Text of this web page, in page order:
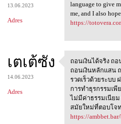
13.06.2023
Adres
language to give
me, and I also
https://
เตเต้ซัง
14.06.2023
Adres
ถอนเงินได้จ
ถอนเงินได้จริง ถอ
ถอนเงินหลักแสน
รวดเร็วด้วยระบบ
การทำธุรกรรมเพี
ไม่มีค่าธรรมเนียม
สมัยใหม่ที่ตอบโจ
https://